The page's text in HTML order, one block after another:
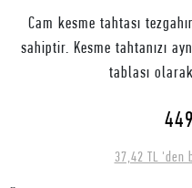
Cam kesme tahtası
sahiptir. Kesme tahtanızı
tablası
37,42 TL 'den